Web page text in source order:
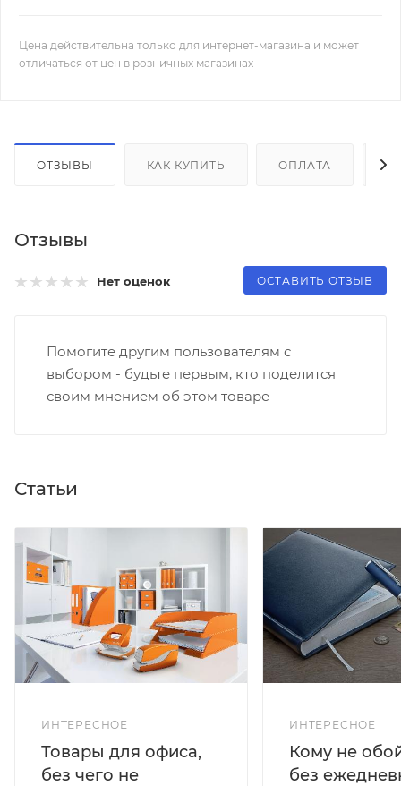
Цена действительна только для интернет-магазина и может
отличаться от цен в розничных магазинах
ОТЗЫВЫ КАК КУПИТЬ ОПЛАТА
Отзывы
Нет оценок ОСТАВИТЬ ОТЗЫВ
Помогите другим пользователям с
выбором - будьте первым, кто поделится
своим мнением об этом товаре
Статьи
ИНТЕРЕСНОЕ
Товары для офиса,
без чего не
ИНТЕРЕСНОЕ
Кому не
без